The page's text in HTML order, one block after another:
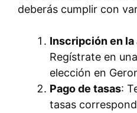
deberás cumplir con
Inscripción en
Regístrate en
elección en
Pago de tasas:
tasas